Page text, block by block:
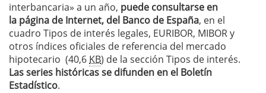
interbancaria» a un año, puede consultarse en
la página de Internet, del Banco de España, en el
cuadro Tipos de interés legales, EURIBOR, MIBOR y
otros índices oficiales de referencia del mercado
hipotecario (40,6KB) de la sección Tipos de interés.
Las series históricas se difunden en el Boletín
Estadístico.